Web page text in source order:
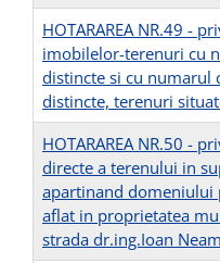
HOTARAREA NR.49 -
imobilelor-terenuri cu
distincte si cu numarul
distincte, terenuri
HOTARAREA NR.50 -
directe a terenului in
apartinand domeniului
aflat in proprietatea
strada dr.ing.Ioan